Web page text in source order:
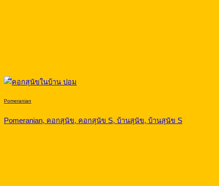
Pomeranian
Pomeranian, คอกสุนัข, คอกสุนัข S, บ้านสุนัข, บ้านสุนัข S